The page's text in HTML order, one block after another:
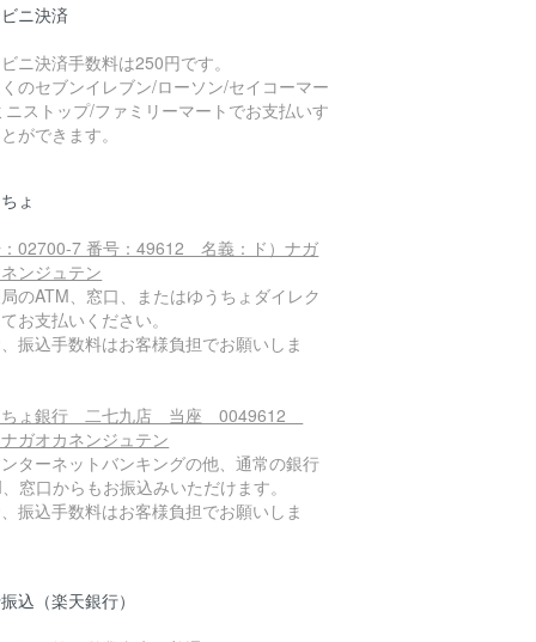
ニ決済
ニ決済手数料は250円です。
のセブンイレブン/ローソン/セイコーマー
ニストップ/ファミリーマートでお支払いす
ができます。
ょ
02700-7 番号：49612 名義：ド）ナガ
ンジュテン
のATM、窓口、またはゆうちょダイレク
お支払いください。
振込手数料はお客様負担でお願いしま
ちょ銀行 二七九店 当座 0049612
ナガオカネンジュテン
ターネットバンキングの他、通常の銀行
窓口からもお振込みいただけます。
振込手数料はお客様負担でお願いしま
込（楽天銀行）